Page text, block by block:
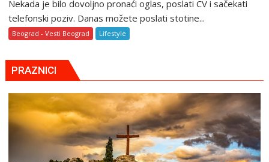
Nekada je bilo dovoljno pronaći oglas, poslati CV i sačekati
telefonski poziv. Danas možete poslati stotine...
Beograd - Vesti Beograd Lifestyle
PRAZNICI